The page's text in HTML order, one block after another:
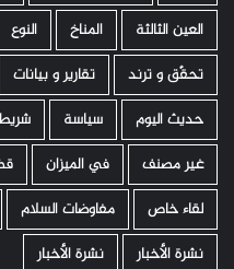
العين الثالثة
المناخ النوع
تحقّق و ترند
تقارير و بيانات
حديث اليوم
سياسة شريط
غير مصنف
في الميزان
لقاء خاص
مفاوضات السلام
نشرة الأخبار
نشرة الأخبار